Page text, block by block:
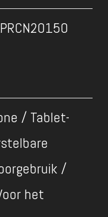
/ Tablet-
/
het